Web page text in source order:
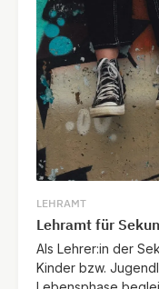
LEHRAMT
Lehramt für
Als Lehrer:in der
Kinder bzw.